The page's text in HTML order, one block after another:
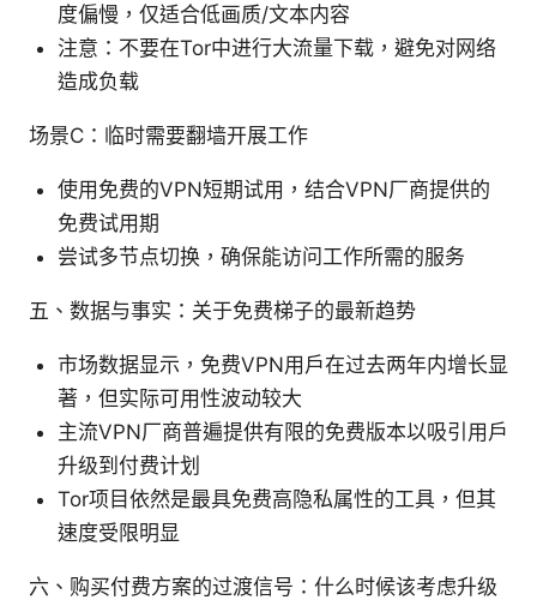
度偏慢，仅适合低画质/文本内容
注意：不要在Tor中进行大流量下载，避免对网络
造成负载
场景C：临时需要翻墙开展工作
使用免费的VPN短期试用，结合VPN厂商提供的
免费试用期
尝试多节点切换，确保能访问工作所需的服务
五、数据与事实：关于免费梯子的最新趋势
市场数据显示，免费VPN用户在过去两年内增长显
著，但实际可用性波动较大
主流VPN厂商普遍提供有限的免费版本以吸引用户
升级到付费计划
Tor项目依然是最具免费高隐私属性的工具，但其
速度受限明显
六、购买付费方案的过渡信号：什么时候该考虑升级